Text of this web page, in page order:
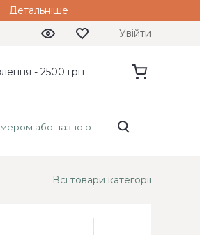
Детальніше
Увійти
- 2500 грн
Всі товари категорії